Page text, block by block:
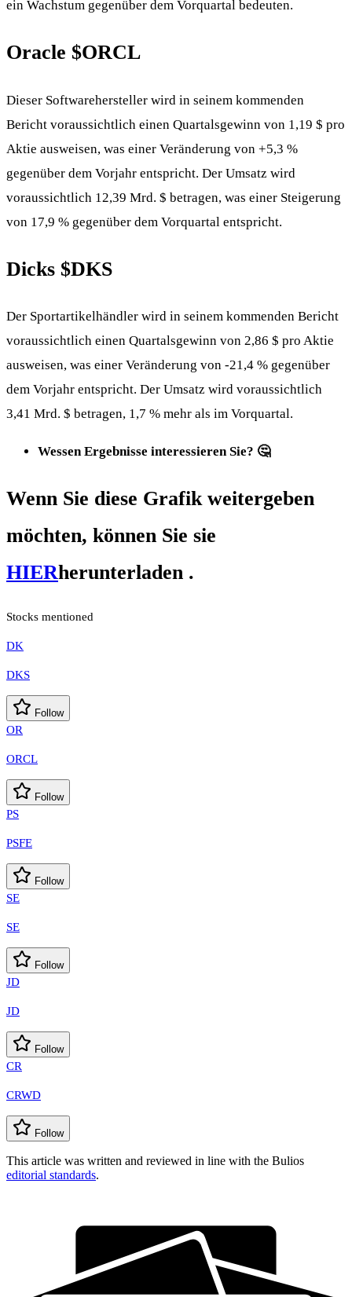
ein Wachstum gegenüber dem Vorquartal bedeuten.
Oracle $ORCL
Dieser Softwarehersteller wird in seinem kommenden
Bericht voraussichtlich einen Quartalsgewinn von 1,19 $ pro
Aktie ausweisen, was einer Veränderung von +5,3 %
gegenüber dem Vorjahr entspricht. Der Umsatz wird
voraussichtlich 12,39 Mrd. $ betragen, was einer Steigerung
von 17,9 % gegenüber dem Vorquartal entspricht.
Dicks $DKS
Der Sportartikelhändler wird in seinem kommenden Bericht
voraussichtlich einen Quartalsgewinn von 2,86 $ pro Aktie
ausweisen, was einer Veränderung von -21,4 % gegenüber
dem Vorjahr entspricht. Der Umsatz wird voraussichtlich
3,41 Mrd. $ betragen, 1,7 % mehr als im Vorquartal.
Wessen Ergebnisse interessieren Sie? 🤔
Wenn Sie diese Grafik weitergeben
möchten, können Sie sie
HIERherunterladen .
Stocks mentioned
DK
DKS
Follow
OR
ORCL
Follow
PS
PSFE
Follow
SE
SE
Follow
JD
JD
Follow
CR
CRWD
Follow
This article was written and reviewed in line with the Bulios
editorial standards.